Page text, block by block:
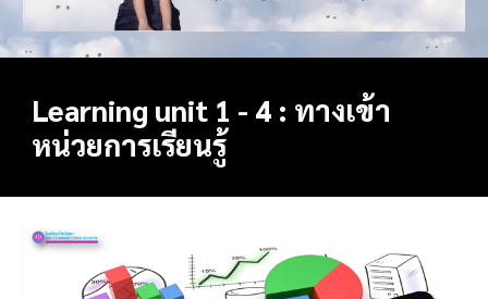
Learning unit 1 - 4 : ทางเข้า
หน่วยการเรียนรู้